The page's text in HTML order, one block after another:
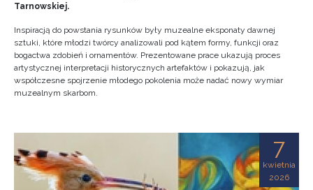
Tarnowskiej.
Inspiracją do powstania rysunków były muzealne eksponaty dawnej
sztuki, które młodzi twórcy analizowali pod kątem formy, funkcji oraz
bogactwa zdobień i ornamentów. Prezentowane prace ukazują proces
artystycznej interpretacji historycznych artefaktów i pokazują, jak
współczesne spojrzenie młodego pokolenia może nadać nowy wymiar
muzealnym skarbom.
7
kwietnia
2026